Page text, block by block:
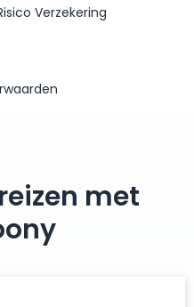
Verzekering
met